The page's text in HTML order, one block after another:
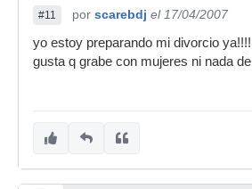
#11 por scarebdj el 17/04/2007
yo estoy preparando mi divorcio
gusta q grabe con mujeres ni nada